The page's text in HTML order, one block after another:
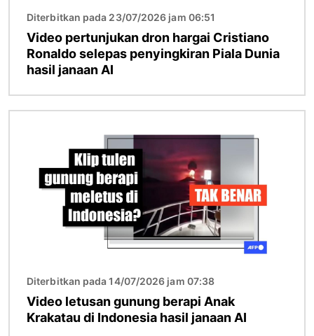
Diterbitkan pada 23/07/2026 jam 06:51
Video pertunjukan dron hargai Cristiano
Ronaldo selepas penyingkiran Piala Dunia
hasil janaan AI
Diterbitkan pada 14/07/2026 jam 07:38
Video letusan gunung berapi Anak
Krakatau di Indonesia hasil janaan AI